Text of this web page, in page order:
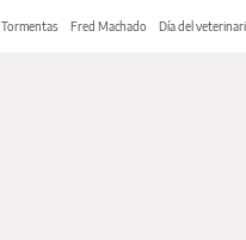
Tormentas Fred Machado Día del